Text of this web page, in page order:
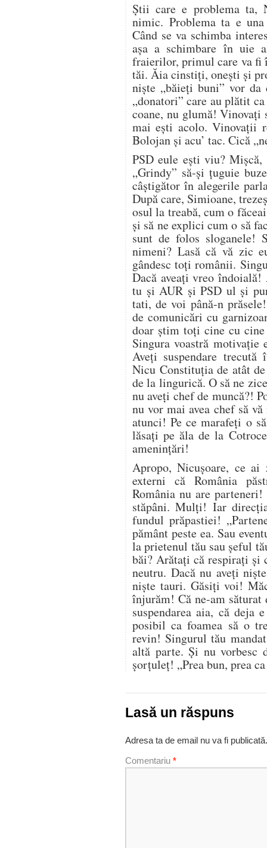
Știi care e problema ta,
nimic. Problema ta e
Când se va schimba
așa a schimbare în uie
fraierilor, primul care va fi
tăi. Ăia cinstiți, onești și
niște „băieți buni” vor
„donatori” care au plătit
coane, nu glumă!
mai ești acolo. Vinovații
Bolojan și acu’ tac. Cică
PSD eule ești viu?
„Grindy” să-și țuguie
câștigător în alegerile
După care, Simioane,
osul la treabă, cum o
și să ne explici cum o să
sunt de folos sloganele!
nimeni? Lasă că vă zic
gândesc toți românii.
Dacă aveați vreo
tu și AUR și PSD ul și
tati, de voi până-n
de comunicări cu
doar știm toți cine cu
Singura voastră
Aveți suspendare
Nicu Constituția de atât
de la lingurică. O să ne
nu aveți chef de muncă?!
nu vor mai avea chef să
atunci! Pe ce marafeți o
lăsați pe ăla de la
amenințări!
Apropo, Nicușoare, ce
externi că România
România nu are
stăpâni. Mulți! Iar
fundul prăpastiei!
pământ peste ea. Sau
la prietenul tău sau șeful
băi? Arătați că respirați și
neutru. Dacă nu aveți
niște tauri. Găsiți voi!
înjurăm! Că ne-am săturat
suspendarea aia, că deja
posibil ca foamea să o
revin! Singurul tău
altă parte. Și nu vorbesc
șorțuleț! „Prea bun, prea
Lasă un răspuns
Adresa ta de email nu va fi publicată.
Comentariu *